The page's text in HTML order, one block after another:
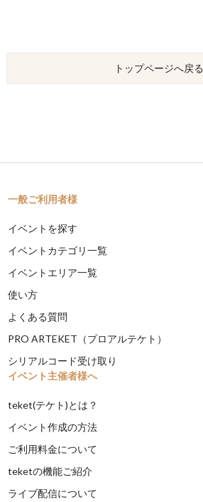
トップページへ戻る
一般ご利用者様
イベントを探す
イベントカテゴリ一覧
イベントエリア一覧
使い方
よくある質問
PRO ARTEKET（プロアルテケト）
シリアルコード受け取り
イベント主催者様へ
teket(テケト)とは？
イベント作成の方法
ご利用料金について
teketの機能ご紹介
ライブ配信について